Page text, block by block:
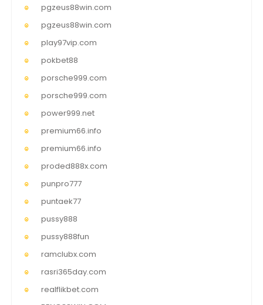
pgzeus88win.com
pgzeus88win.com
play97vip.com
pokbet88
porsche999.com
porsche999.com
power999.net
premium66.info
premium66.info
proded888x.com
punpro777
puntaek77
pussy888
pussy888fun
ramclubx.com
rasri365day.com
realflikbet.com